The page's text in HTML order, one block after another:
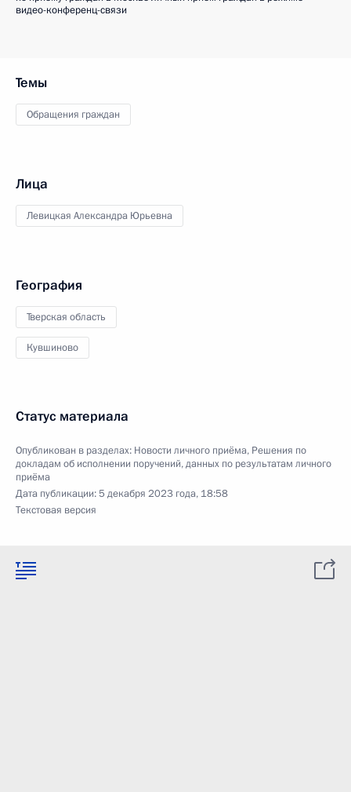
видео-конференц-связи
Темы
Обращения граждан
Лица
Левицкая Александра Юрьевна
География
Тверская область
Кувшиново
Статус материала
Опубликован в разделах: Новости личного приёма, Решения по
докладам об исполнении поручений, данных по результатам личного
приёма
Дата публикации:5 декабря 2023 года, 18:58
Текстовая версия